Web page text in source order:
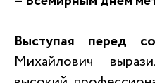
Выступая перед
Михайлович